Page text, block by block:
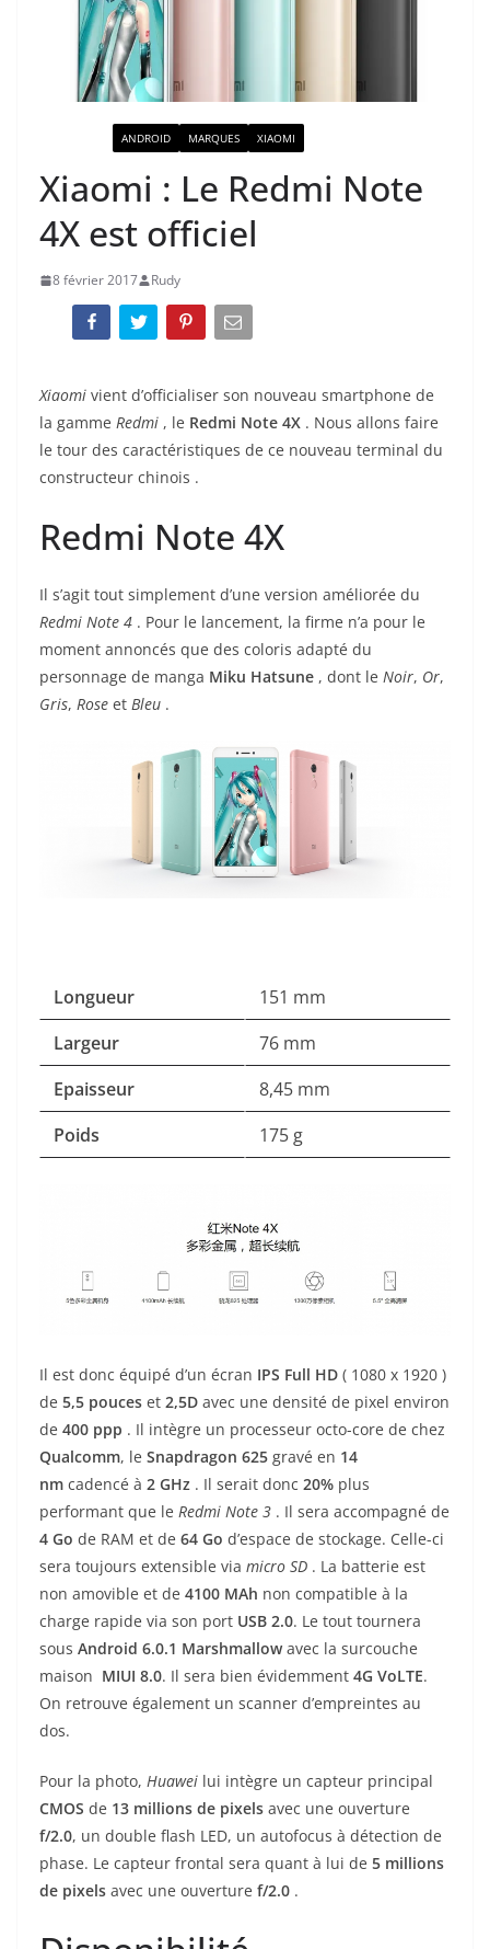
ANDROID MARQUES XIAOMI
Xiaomi : Le Redmi Note
4X est officiel
8 février 2017 Rudy
Xiaomi vient d’officialiser son nouveau smartphone de
la gamme Redmi , le Redmi Note 4X . Nous allons faire
le tour des caractéristiques de ce nouveau terminal du
constructeur chinois .
Redmi Note 4X
Il s’agit tout simplement d’une version améliorée du
Redmi Note 4 . Pour le lancement, la firme n’a pour le
moment annoncés que des coloris adapté du
personnage de manga Miku Hatsune , dont le Noir, Or,
Gris, Rose et Bleu .
Longueur
151 mm
Largeur
76 mm
Epaisseur
8,45 mm
Poids
175 g
Il est donc équipé d’un écran IPS Full HD ( 1080 x 1920 )
de 5,5 pouces et 2,5D avec une densité de pixel environ
de 400 ppp . Il intègre un processeur octo-core de chez
Qualcomm, le Snapdragon 625 gravé en 14
nm cadencé à 2 GHz . Il serait donc 20% plus
performant que le Redmi Note 3 . Il sera accompagné de
4 Go de RAM et de 64 Go d’espace de stockage. Celle-ci
sera toujours extensible via micro SD . La batterie est
non amovible et de 4100 MAh non compatible à la
charge rapide via son port USB 2.0. Le tout tournera
sous Android 6.0.1 Marshmallowavec la surcouche
maison MIUI 8.0. Il sera bien évidemment 4G VoLTE.
On retrouve également un scanner d’empreintes au
dos.
Pour la photo, Huawei lui intègre un capteur principal
CMOS de 13 millions de pixels avec une ouverture
f/2.0, un double flash LED, un autofocus à détection de
phase. Le capteur frontal sera quant à lui de 5 millions
de pixels avec une ouverture f/2.0 .